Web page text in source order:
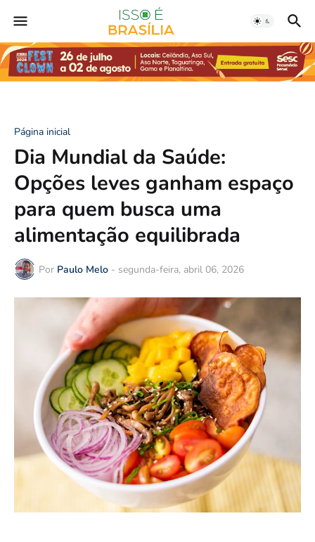
Página inicial
Dia Mundial da Saúde:
Opções leves ganham espaço
para quem busca uma
alimentação equilibrada
Por Paulo Melo - segunda-feira, abril 06, 2026